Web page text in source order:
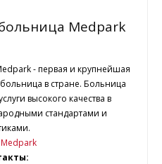
Medpark
- первая и крупнейшая
в стране. Больница
высокого качества в
стандартами и
Medpark